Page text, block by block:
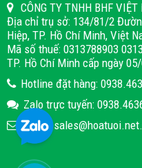
CÔNG TY TNHH BHF
Địa chỉ trụ sở: 134/81/2
Hiệp, TP. Hồ Chí Minh, Việt
Mã số thuế: 0313788903
TP. Hồ Chí Minh cấp ngày
Hotline đặt hàng:
Zalo trực tuyến:
Email: